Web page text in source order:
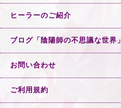
ヒーラーのご紹介
ブログ「陰陽師の不思議な世界」
お問い合わせ
ご利用規約